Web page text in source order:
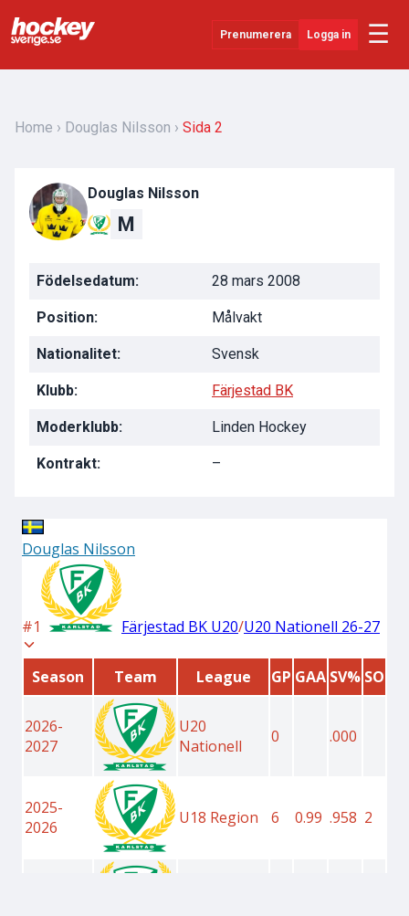
Prenumerera Logga in ☰
YouTube
Evenemang
Övrigt
Home Douglas Nilsson Sida 2
Douglas Nilsson
M
Födelsedatum: 28 mars 2008
Position: Målvakt
Nationalitet: Svensk
Klubb: Färjestad BK
Moderklubb: Linden Hockey
Kontrakt: –